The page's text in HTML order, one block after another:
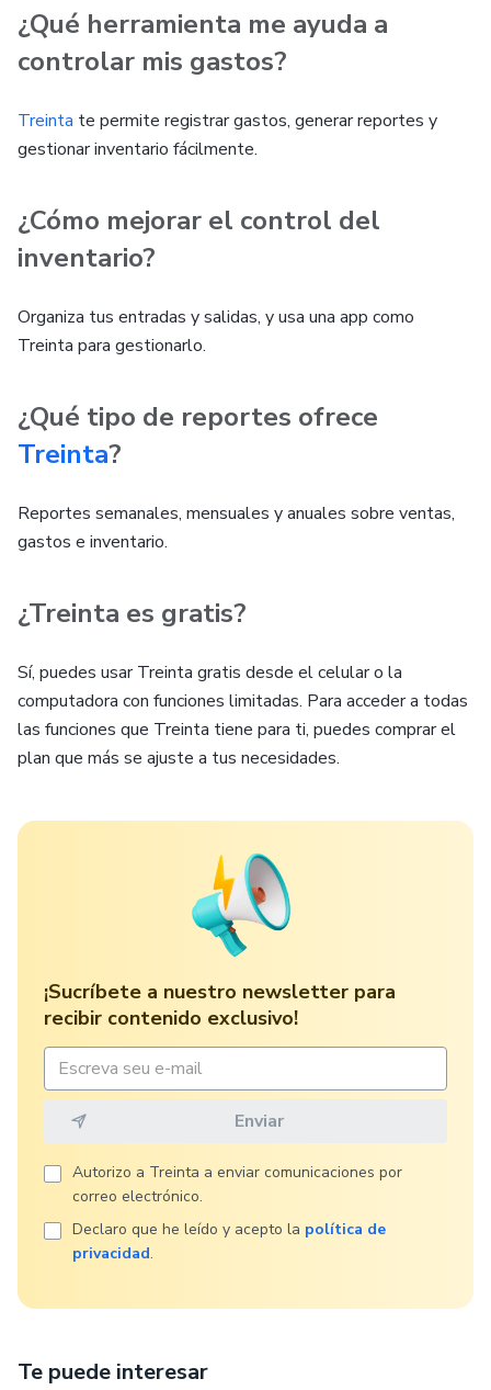
Te puede interesar
¿Qué herramienta me ayuda a
controlar mis gastos?
Treinta te permite registrar gastos, generar reportes y
gestionar inventario fácilmente.
¿Cómo mejorar el control del
inventario?
Organiza tus entradas y salidas, y usa una app como
Treinta para gestionarlo.
¿Qué tipo de reportes ofrece
Treinta?
Reportes semanales, mensuales y anuales sobre ventas,
gastos e inventario.
¿Treinta es gratis?
Sí, puedes usar Treinta gratis desde el celular o la
computadora con funciones limitadas. Para acceder a todas
las funciones que Treinta tiene para ti, puedes comprar el
plan que más se ajuste a tus necesidades.
¡Sucríbete a nuestro newsletter para
recibir contenido exclusivo!
Autorizo ​​a Treinta a enviar comunicaciones por
correo electrónico.
Declaro que he leído y acepto la política de
privacidad.